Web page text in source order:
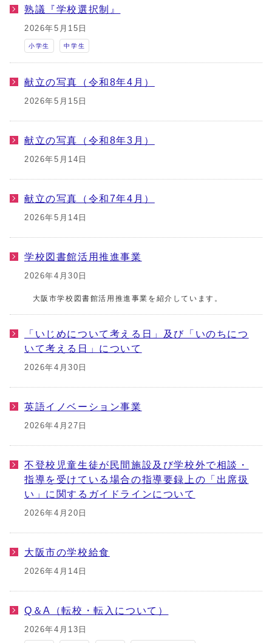
熟議『学校選択制』
2026年5月15日
小学生 中学生
献立の写真（令和8年4月）
2026年5月15日
献立の写真（令和8年3月）
2026年5月14日
献立の写真（令和7年4月）
2026年5月14日
学校図書館活用推進事業
2026年4月30日
大阪市学校図書館活用推進事業を紹介しています。
「いじめについて考える日」及び「いのちにつ
いて考える日」について
2026年4月30日
英語イノベーション事業
2026年4月27日
不登校児童生徒が民間施設及び学校外で相談・
指導を受けている場合の指導要録上の「出席扱
い」に関するガイドラインについて
2026年4月20日
大阪市の学校給食
2026年4月14日
Q＆A（転校・転入について）
2026年4月13日